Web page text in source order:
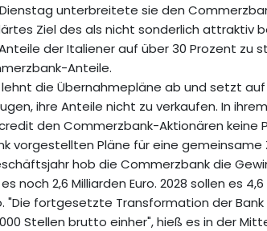
unterbreitete sie den
Ziel des als nicht sonderlich attraktiv
der Italiener auf über 30 Prozent zu
Anteile.
lehnt die Übernahmepläne ab und setzt
ihre Anteile nicht zu verkaufen. In
den Commerzbank-Aktionären keine
vorgestellten Pläne für eine gemeinsame
hob die Commerzbank die
noch 2,6 Milliarden Euro. 2028 sollen es
"Die fortgesetzte Transformation der
Stellen brutto einher", hieß es in der